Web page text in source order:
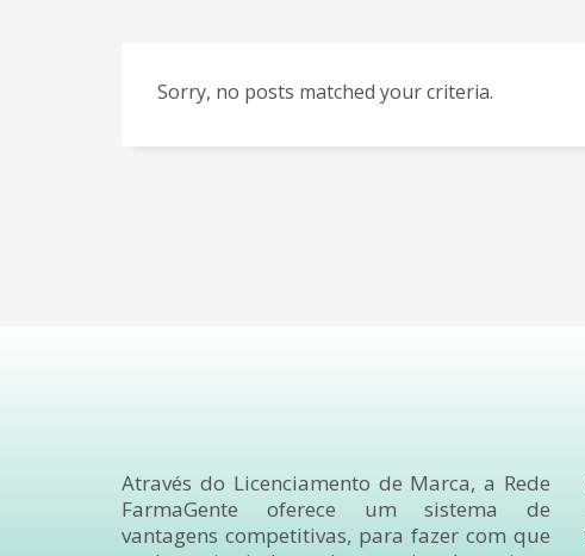
Sorry, no posts matched your criteria.
Através do Licenciamento de Marca, a Rede
FarmaGente oferece um sistema de
vantagens competitivas, para fazer com que